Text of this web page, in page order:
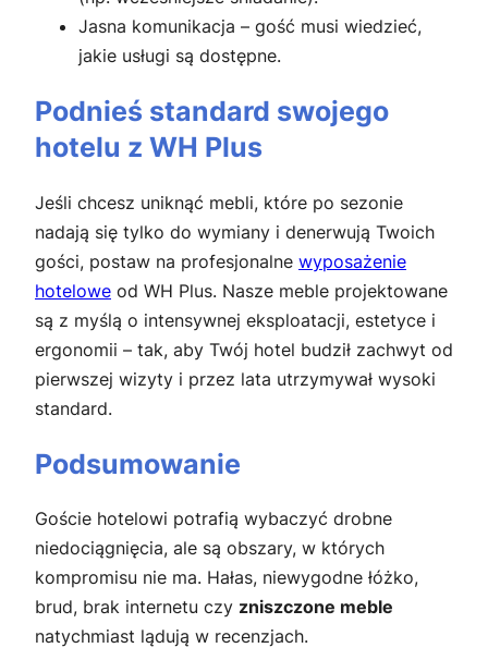
Jasna komunikacja – gość musi wiedzieć,
jakie usługi są dostępne.
Podnieś standard swojego
hotelu z WH Plus
Jeśli chcesz uniknąć mebli, które po sezonie
nadają się tylko do wymiany i denerwują Twoich
gości, postaw na profesjonalne wyposażenie
hotelowe od WH Plus. Nasze meble projektowane
są z myślą o intensywnej eksploatacji, estetyce i
ergonomii – tak, aby Twój hotel budził zachwyt od
pierwszej wizyty i przez lata utrzymywał wysoki
standard.
Podsumowanie
Goście hotelowi potrafią wybaczyć drobne
niedociągnięcia, ale są obszary, w których
kompromisu nie ma. Hałas, niewygodne łóżko,
brud, brak internetu czy zniszczone meble
natychmiast lądują w recenzjach.